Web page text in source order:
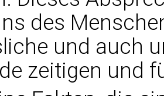
des
und auch
zeitigen und